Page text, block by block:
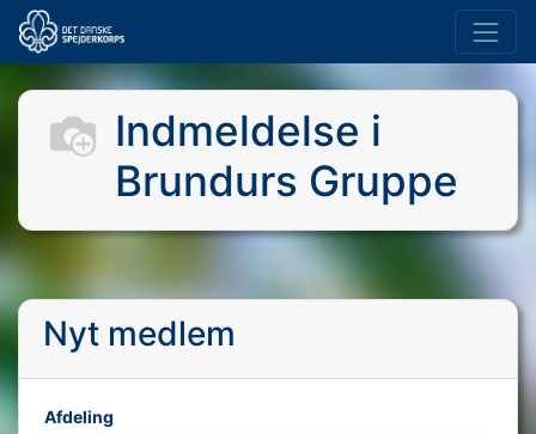
Indmeldelse i
Brundurs Gruppe
Nyt medlem
Afdeling